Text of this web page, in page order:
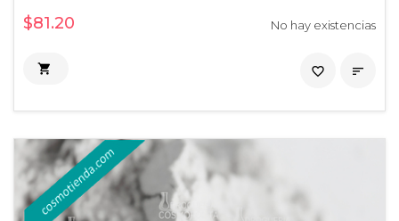
$81.20 No hay existencias
 
favorite_border